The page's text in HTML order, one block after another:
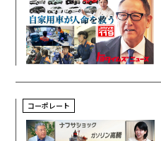
コーポレート